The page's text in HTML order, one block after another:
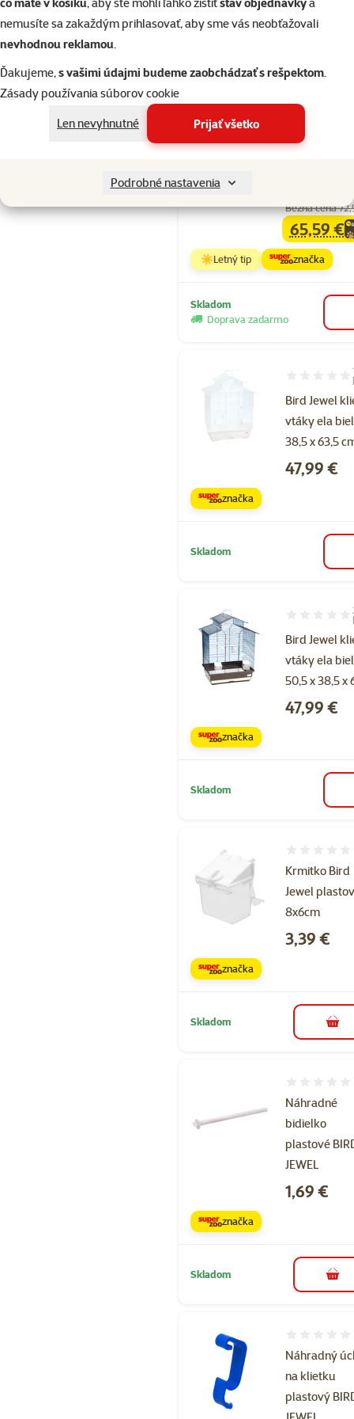
nemusíte sa zakaždým prihlasovať, aby sme vás neobťažovali
nevhodnou reklamou.
Ďakujeme,s vašimi údajmi budeme zaobchádzať s rešpektom.
Zásady používania súborov cookie
Len nevyhnutné
Prijať všetko
Podrobné nastavenia
Bird Jewel
Bežná cena
family
65,59 €
☀️Letný tip značka
Skladom
Doprava zadarmo
Bird Jewel
vtáky ela
38,5 x 63,5
Hodnotenie
Cena
47,99 €
značka
Skladom
Bird Jewel
vtáky ela
50,5 x 38,5 x
Hodnotenie
Cena
47,99 €
značka
Skladom
Krmitko Bird
Jewel
8x6cm
Cena
3,39 €
značka
Skladom do
Náhradné
bidielko
plastové
JEWEL
Cena
1,69 €
značka
Skladom do
Náhradný
na klietku
plastový